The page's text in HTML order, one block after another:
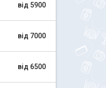
від 5900
від 7000
від 6500